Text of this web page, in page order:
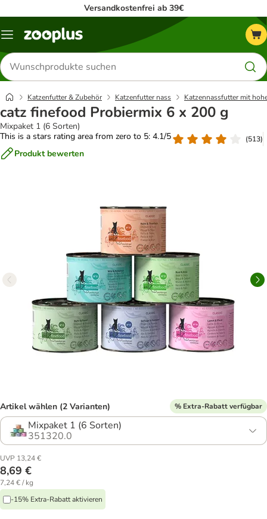
Versandkostenfrei ab 39€
Menü
Produkte
suchen
Katzenfutter & Zubehör Katzenfutter nass Katzennassfutter mit
catz finefood Probiermix 6 x 200 g
Mixpaket 1 (6 Sorten)
This is a stars rating area from zero to 5: 4.1/5
(513)
Produkt bewerten
Artikel wählen (2 Varianten) % Extra-Rabatt verfügbar
Mixpaket 1 (6 Sorten)
351320.0
UVP 13,24 €
8,69 €
7,24 € / kg
-15% Extra-Rabatt aktivieren